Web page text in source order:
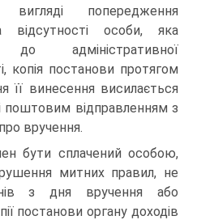
попередження
відсутності особи, яка
до адміністративної
копія постанови протягом
її винесення висилається
поштовим відправленням з
вручення.
бути сплачений особою,
митних правил, не
з дня вручення або
постанови органу доходів